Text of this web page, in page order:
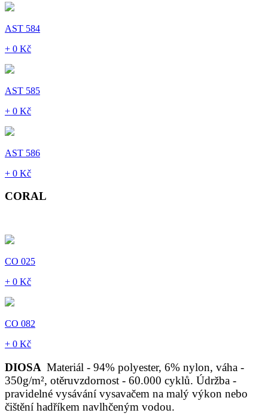
AST 584
+ 0 Kč
AST 585
+ 0 Kč
AST 586
+ 0 Kč
CORAL
CO 025
+ 0 Kč
CO 082
+ 0 Kč
DIOSA Materiál - 94% polyester, 6% nylon, váha -
350g/m², otěruvzdornost - 60.000 cyklů. Údržba -
pravidelné vysávání vysavačem na malý výkon nebo
čištění hadříkem navlhčeným vodou.